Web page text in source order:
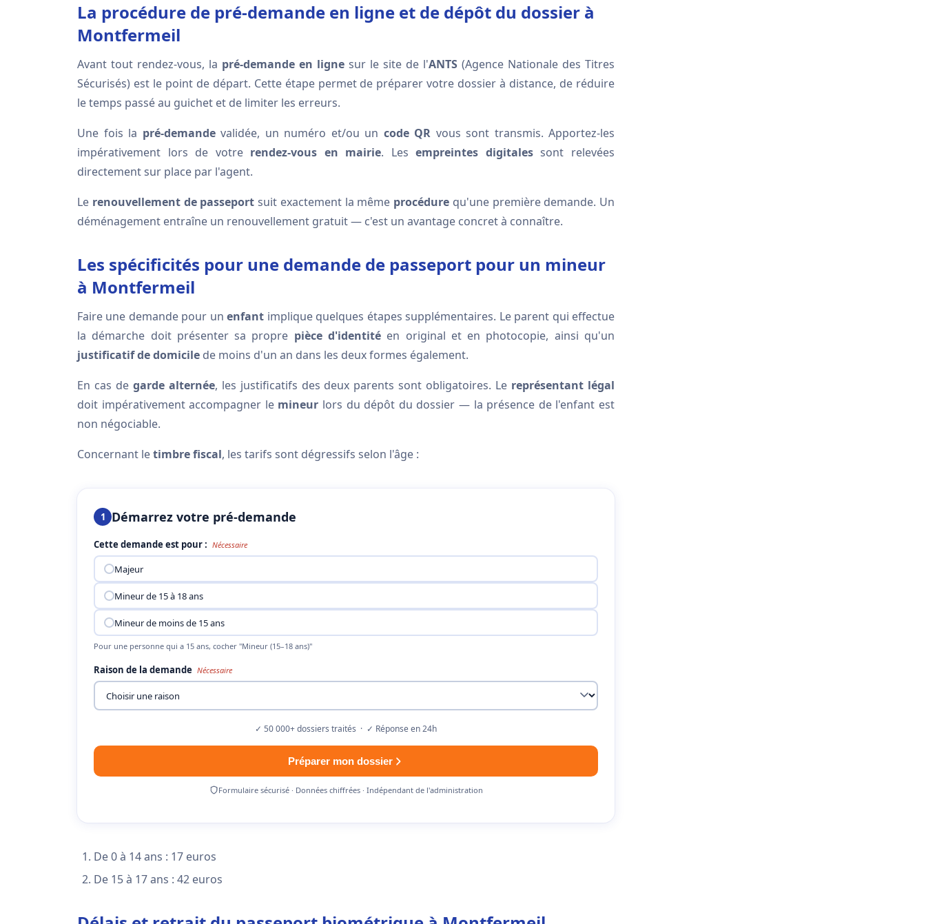
La procédure de pré-demande en ligne et de dépôt du dossier à
Montfermeil
Avant tout rendez-vous, la pré-demande en ligne sur le site de l'ANTS (Agence Nationale des Titres
Sécurisés) est le point de départ. Cette étape permet de préparer votre dossier à distance, de réduire
le temps passé au guichet et de limiter les erreurs.
Une fois la pré-demandevalidée, un numéro et/ou un code QR vous sont transmis. Apportez-les
impérativement lors de votre rendez-vous en mairie. Lesempreintes digitalessont relevées
directement sur place par l'agent.
Le renouvellement de passeport suit exactement la même procédure qu'une première demande. Un
déménagement entraîne un renouvellement gratuit — c'est un avantage concret à connaître.
Les spécificités pour une demande de passeport pour un mineur
à Montfermeil
Faire une demande pour unenfant implique quelques étapes supplémentaires. Le parent qui effectue
la démarche doit présenter sa propre pièce d'identité en original et en photocopie, ainsi qu'un
justificatif de domicile de moins d'un an dans les deux formes également.
En cas de garde alternée, les justificatifs des deux parents sont obligatoires. Le représentant légal
doit impérativement accompagner le mineur lors du dépôt du dossier — la présence de l'enfant est
non négociable.
Concernant letimbre fiscal, les tarifs sont dégressifs selon l'âge :
1 Démarrez votre pré-demande
Cette demande est pour : Nécessaire
Majeur
Mineur de 15 à 18 ans
Mineur de moins de 15 ans
Pour une personne qui a 15 ans, cocher "Mineur (15–18 ans)"
Raison de la demande Nécessaire
✓ 50 000+ dossiers traités · ✓ Réponse en 24h
Préparer mon dossier
Formulaire sécurisé · Données chiffrées · Indépendant de l'administration
De 0 à 14 ans : 17 euros
De 15 à 17 ans : 42 euros